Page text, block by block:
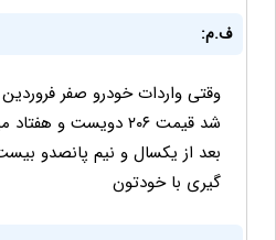
ف.م:
شد قیمت ۲۰۶ دویست و
بعد از یکسال و نیم پانصدو
گیری با خودتون